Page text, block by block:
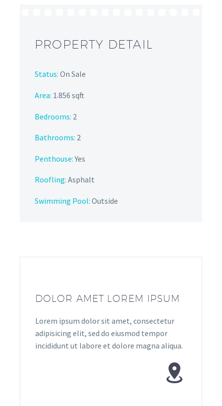
PROPERTY DETAIL
Status: On Sale
Area: 1.856 sqft
Bedrooms: 2
Bathrooms: 2
Penthouse:Yes
Roofling: Asphalt
Swimming Pool: Outside
DOLOR AMET LOREM IPSUM
Lorem ipsum dolor sit amet, consectetur
adipisicing elit, sed do eiusmod tempor
incididunt ut labore et dolore magna aliqua.

